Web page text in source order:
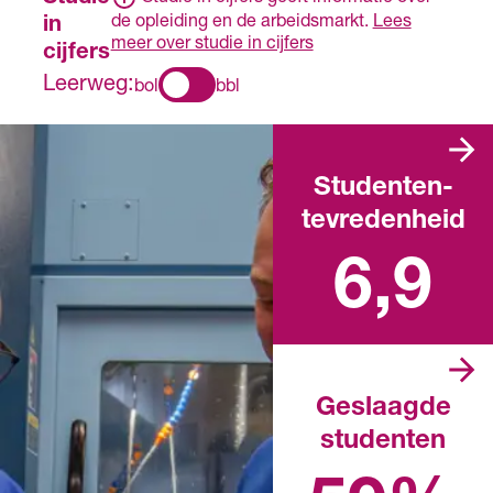
in
cijfers
de opleiding en de arbeidsmarkt. Lees
meer over studie in cijfers
Leerweg: bol bbl
Studenten­
tevredenheid
6,9
Geslaagde
studenten
afgelopen schooljaar